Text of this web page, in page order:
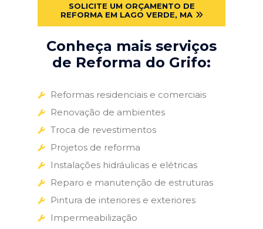
SOLICITE UM ORÇAMENTO DE
REFORMA EM LAGO VERDE, MA
Conheça mais serviços
de Reforma do Grifo:
Reformas residenciais e comerciais
Renovação de ambientes
Troca de revestimentos
Projetos de reforma
Instalações hidráulicas e elétricas
Reparo e manutenção de estruturas
Pintura de interiores e exteriores
Impermeabilização